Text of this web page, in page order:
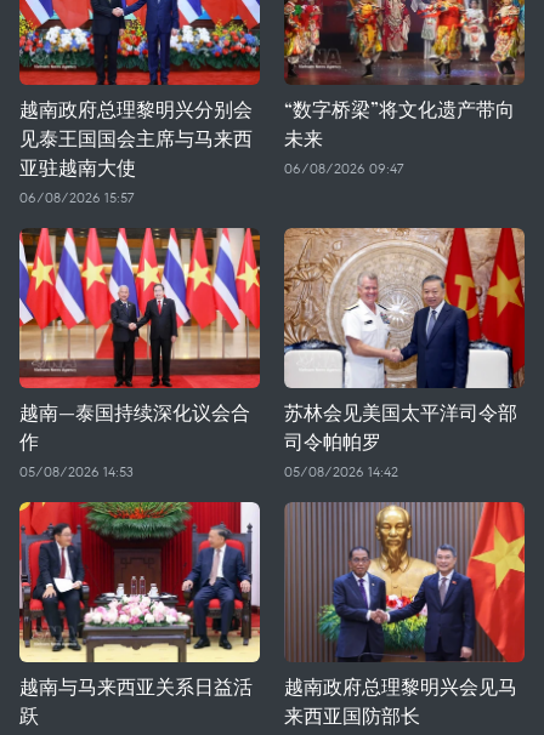
越南政府总理黎明兴分别会
见泰王国国会主席与马来西
亚驻越南大使
06/08/2026 15:57
“数字桥梁”将文化遗产带向
未来
06/08/2026 09:47
越南—泰国持续深化议会合
作
05/08/2026 14:53
苏林会见美国太平洋司令部
司令帕帕罗
05/08/2026 14:42
越南与马来西亚关系日益活
跃
越南政府总理黎明兴会见马
来西亚国防部长